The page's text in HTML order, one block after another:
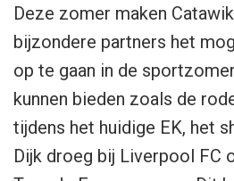
Deze zomer maken
bijzondere partners het
op te gaan in de
kunnen bieden zoals de
tijdens het huidige EK, het
Dijk droeg bij Liverpool FC